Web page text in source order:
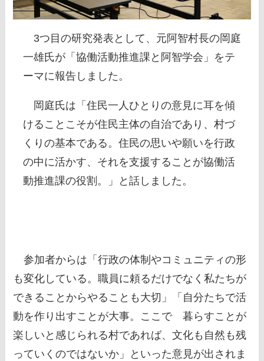
3つ目の研究発表として、元阿智村長の岡庭
一雄氏が「協働活動推進課と阿智学会」をテ
ーマに報告しました。
岡庭氏は「住民一人ひとりの意見に耳を傾
けることこそが住民主体の自治であり、村づ
くりの基本である。住民の思いや願いを行政
の中に活かす、それを支援することが協働活
動推進課の役割。」と話しました。
参加者からは「行政の体制やコミュニティの形
も変化している。職員に頼るだけでなく私たちが
できることからやることも大切」「自分たちで活
動を作り出すことが大事。ここで 暮らすことが
楽しいと感じられる村であれば、文化も自然も残
っていくのではないか」といった意見が出されま